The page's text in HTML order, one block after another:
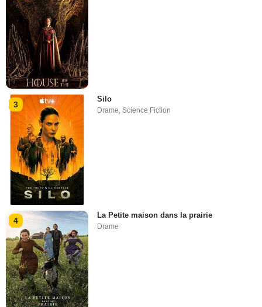
3
Silo
Drame,Science Fiction
4
La Petite maison dans la prairie
Drame